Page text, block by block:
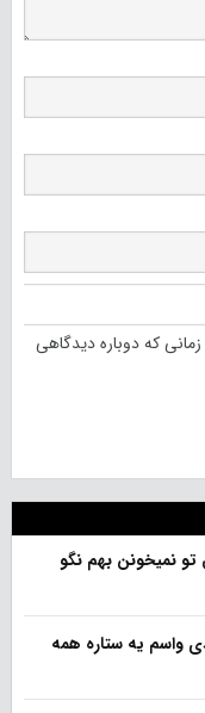
که دوباره دیدگاهی
نمیخونن بهم نگو
واسم یه ستاره همه